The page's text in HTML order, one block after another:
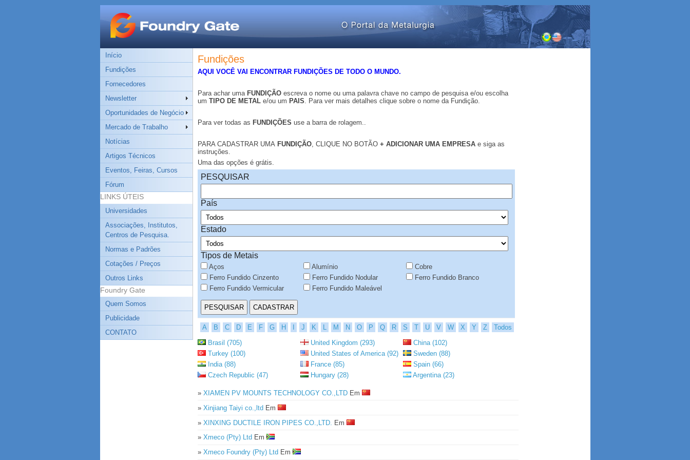
Início
Fundições
Fornecedores
Newsletter
Oportunidades de Negócio
Mercado de Trabalho
Notícias
Artigos Técnicos
Eventos, Feiras, Cursos
Fórum
LINKS ÚTEIS
Universidades
Associações, Institutos,
Centros de Pesquisa.
Normas e Padrões
Cotações / Preços
Outros Links
Foundry Gate
Quem Somos
Publicidade
CONTATO
Fundições
AQUI VOCÊ VAI ENCONTRAR FUNDIÇÕES DE TODO O MUNDO.
Para achar uma FUNDIÇÃOescreva o nome ou uma palavra chave no campo de pesquisa e/ou escolha
um TIPO DE METAL e/ou um PAIS. Para ver mais detalhes clique sobre o nome da Fundição.
Para ver todas as FUNDIÇÕES use a barra de rolagem..
PARA CADASTRAR UMAFUNDIÇÃO, CLIQUE NO BOTÃO + ADICIONAR UMA EMPRESA e siga as
instruções.
Uma das opções é grátis.
PESQUISAR
País
Estado
Tipos de Metais
Aços Alumínio
Cobre
Ferro Fundido Cinzento
Ferro Fundido Nodular
Ferro Fundido Branco
Ferro Fundido Vermicular
Ferro Fundido Maleável
A B C D E F G H J K L M N O P Q R S T U V W X Y Z
Todos
Brasil (705)
United Kingdom (293)
China (102)
Turkey (100)
United States of America (92)
Sweden (88)
India (88)
France (85)
Spain (66)
Czech Republic (47)
Hungary (28) Argentina (23)
» XIAMEN PV MOUNTS TECHNOLOGY CO.,LTDEm
» Xinjiang Taiyi co.,ltd Em
» XINXING DUCTILE IRON PIPES CO.,LTD. Em
» Xmeco (Pty) Ltd Em
» Xmeco Foundry (Pty) Ltd Em